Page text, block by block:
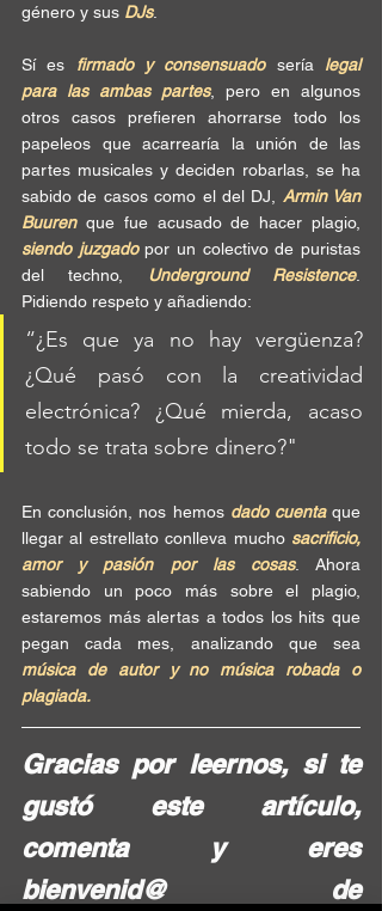
género y sus DJs.
Sí es firmado y consensuado sería legal
para las ambas partes, pero en algunos
otros casos prefieren ahorrarse todo los
papeleos que acarrearía la unión de las
partes musicales y deciden robarlas, se ha
sabido de casos como el del DJ, Armin Van
Buuren
siendo juzgado por un colectivo de puristas
del techno, Underground Resistence.
Pidiendo respeto y añadiendo:
“¿Es que ya no hay vergüenza?
¿Qué pasó con la creatividad
electrónica? ¿Qué mierda, acaso
todo se trata sobre dinero?"
En conclusión, nos hemos dado cuenta que
llegar al estrellato conlleva mucho sacrificio,
amor y pasión por las cosas. Ahora
sabiendo un poco más sobre el plagio,
estaremos más alertas a todos los hits que
música de autor y no música robada o
plagiada.
Gracias por leernos, si te
gustó este artículo,
comenta y eres
bienvenid@ de